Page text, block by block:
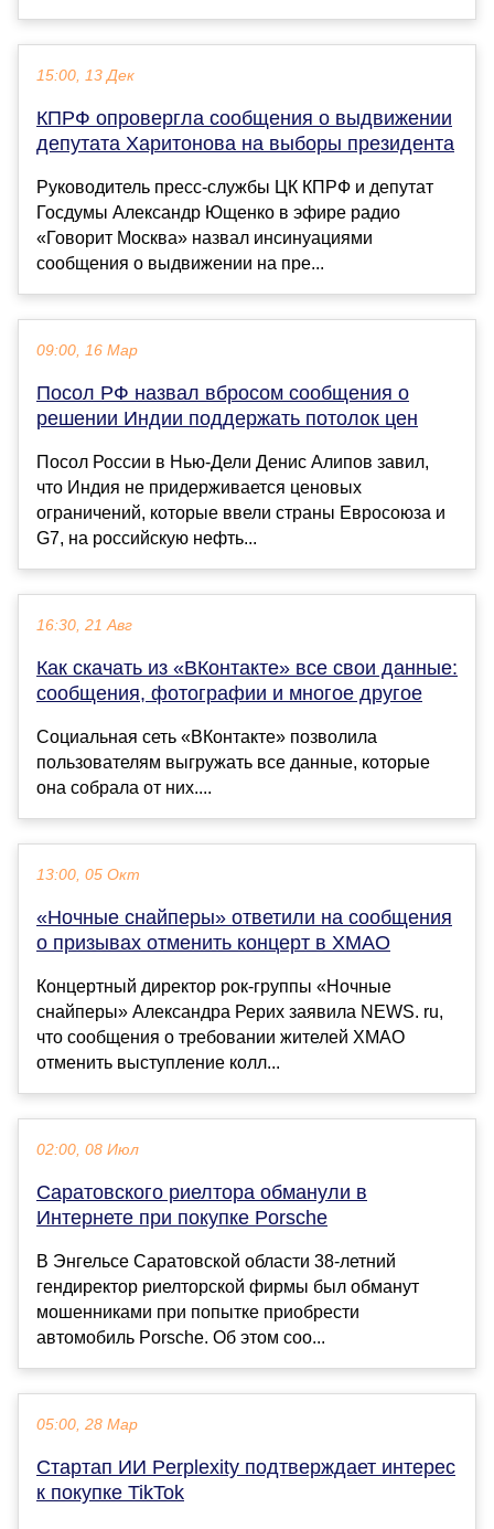
15:00, 13 Дек
КПРФ опровергла сообщения о выдвижении
депутата Харитонова на выборы президента
Руководитель пресс-службы ЦК КПРФ и депутат
Госдумы Александр Ющенко в эфире радио
«Говорит Москва» назвал инсинуациями
сообщения о выдвижении на пре...
09:00, 16 Мар
Посол РФ назвал вбросом сообщения о
решении Индии поддержать потолок цен
Посол России в Нью-Дели Денис Алипов завил,
что Индия не придерживается ценовых
ограничений, которые ввели страны Евросоюза и
G7, на российскую нефть...
16:30, 21 Авг
Как скачать из «ВКонтакте» все свои данные:
сообщения, фотографии и многое другое
Социальная сеть «ВКонтакте» позволила
пользователям выгружать все данные, которые
она собрала от них....
13:00, 05 Окт
«Ночные снайперы» ответили на сообщения
о призывах отменить концерт в ХМАО
Концертный директор рок-группы «Ночные
снайперы» Александра Рерих заявила NEWS. ru,
что сообщения о требовании жителей ХМАО
отменить выступление колл...
02:00, 08 Июл
Саратовского риелтора обманули в
Интернете при покупке Porsche
В Энгельсе Саратовской области 38-летний
гендиректор риелторской фирмы был обманут
мошенниками при попытке приобрести
автомобиль Porsche. Об этом соо...
05:00, 28 Мар
Стартап ИИ Perplexity подтверждает интерес
к покупке TikTok